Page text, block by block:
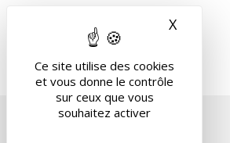
Ce site utilise des cookies
et vous donne le contrôle
sur ceux que vous
souhaitez activer
X